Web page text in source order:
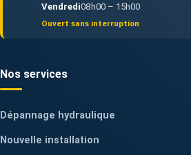
Vendredi08h00 – 15h00
Ouvert sans interruption
Nos services
Dépannage hydraulique
Nouvelle installation